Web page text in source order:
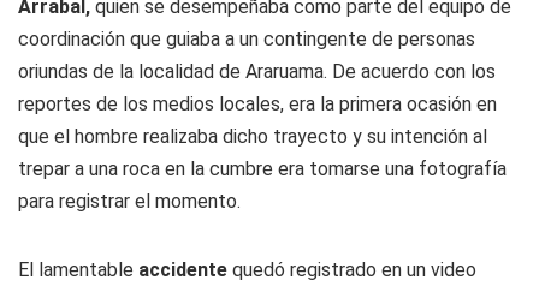
Arrabal, quien se desempeñaba como parte del equipo de
coordinación que guiaba a un contingente de personas
oriundas de la localidad de Araruama. De acuerdo con los
reportes de los medios locales, era la primera ocasión en
que el hombre realizaba dicho trayecto y su intención al
trepar a una roca en la cumbre era tomarse una fotografía
para registrar el momento.
El lamentable accidente quedó registrado en un video